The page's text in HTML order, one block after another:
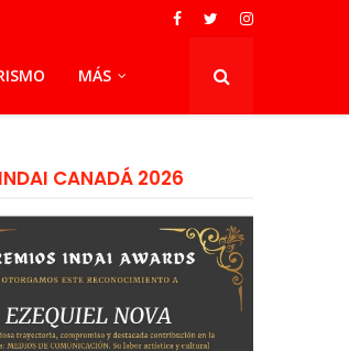
MÁS
CANADÁ 2026